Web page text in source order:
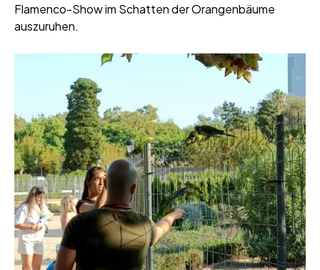
Flamenco-Show im Schatten der Orangenbäume
auszuruhen.